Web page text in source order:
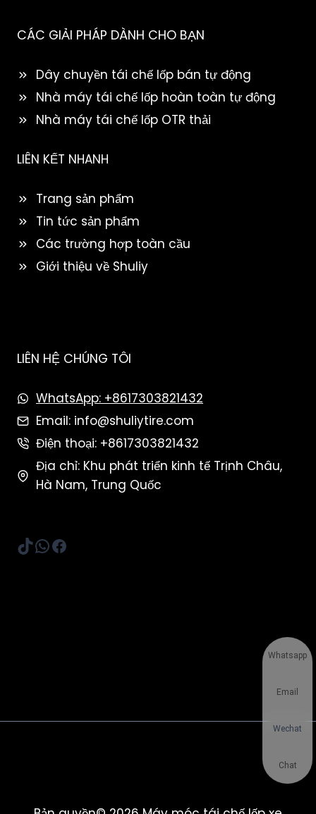
CÁC GIẢI PHÁP DÀNH CHO BẠN
Dây chuyền tái chế lốp bán tự động
Nhà máy tái chế lốp hoàn toàn tự động
Nhà máy tái chế lốp OTR thải
LIÊN KẾT NHANH
Trang sản phẩm
Tin tức sản phẩm
Các trường hợp toàn cầu
Giới thiệu về Shuliy
LIÊN HỆ CHÚNG TÔI
WhatsApp: +8617303821432
Email: info@shuliytire.com
Điện thoại: +8617303821432
Địa chỉ: Khu phát triển kinh tế Trịnh Châu,
Hà Nam, Trung Quốc
TikTok
WhatsApp
Facebook
Whatsapp
Email
Wechat
Chat